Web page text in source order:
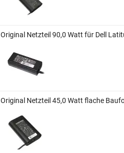
Original Netzteil 90,0 Watt für Dell
Original Netzteil 45,0 Watt flache